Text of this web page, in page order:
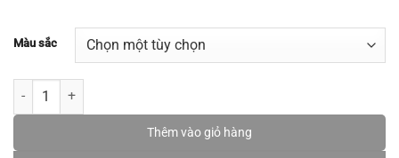
Màu sắc
Dây chuyền bạc nữ 𝐆𝐥𝐨𝐰𝐲 𝐂𝐡𝐚𝐢𝐧 MATERA S925 sợi xích trơn mảnh
Thêm vào giỏ hàng